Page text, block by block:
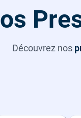
Découvrez nos